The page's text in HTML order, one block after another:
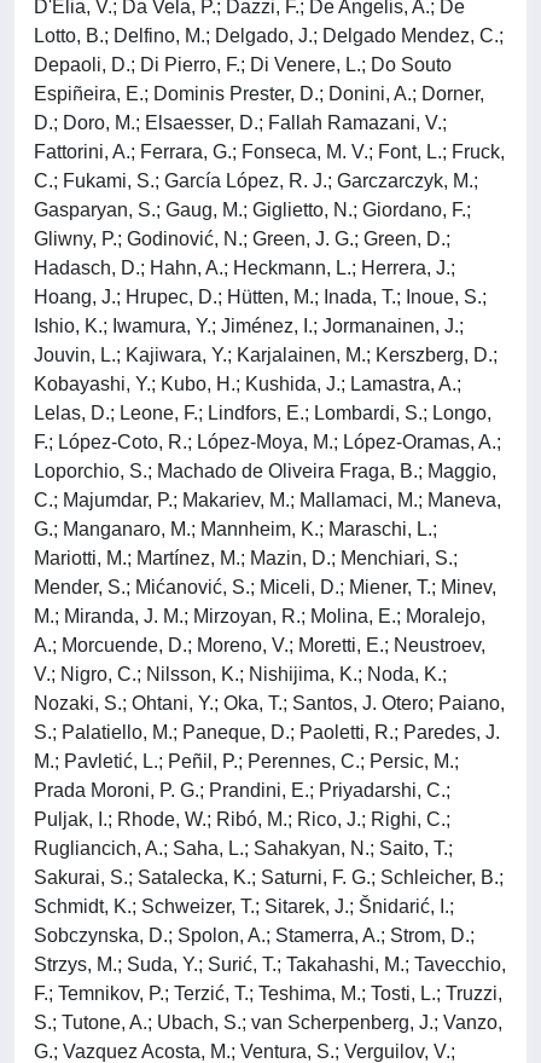
D'Elia, V.; Da Vela, P.; Dazzi, F.; De Angelis, A.; De
Lotto, B.; Delfino, M.; Delgado, J.; Delgado Mendez, C.;
Depaoli, D.; Di Pierro, F.; Di Venere, L.; Do Souto
Espiñeira, E.; Dominis Prester, D.; Donini, A.; Dorner,
D.; Doro, M.; Elsaesser, D.; Fallah Ramazani, V.;
Fattorini, A.; Ferrara, G.; Fonseca, M. V.; Font, L.; Fruck,
C.; Fukami, S.; García López, R. J.; Garczarczyk, M.;
Gasparyan, S.; Gaug, M.; Giglietto, N.; Giordano, F.;
Gliwny, P.; Godinović, N.; Green, J. G.; Green, D.;
Hadasch, D.; Hahn, A.; Heckmann, L.; Herrera, J.;
Hoang, J.; Hrupec, D.; Hütten, M.; Inada, T.; Inoue, S.;
Ishio, K.; Iwamura, Y.; Jiménez, I.; Jormanainen, J.;
Jouvin, L.; Kajiwara, Y.; Karjalainen, M.; Kerszberg, D.;
Kobayashi, Y.; Kubo, H.; Kushida, J.; Lamastra, A.;
Lelas, D.; Leone, F.; Lindfors, E.; Lombardi, S.; Longo,
F.; López-Coto, R.; López-Moya, M.; López-Oramas, A.;
Loporchio, S.; Machado de Oliveira Fraga, B.; Maggio,
C.; Majumdar, P.; Makariev, M.; Mallamaci, M.; Maneva,
G.; Manganaro, M.; Mannheim, K.; Maraschi, L.;
Mariotti, M.; Martínez, M.; Mazin, D.; Menchiari, S.;
Mender, S.; Mićanović, S.; Miceli, D.; Miener, T.; Minev,
M.; Miranda, J. M.; Mirzoyan, R.; Molina, E.; Moralejo,
A.; Morcuende, D.; Moreno, V.; Moretti, E.; Neustroev,
V.; Nigro, C.; Nilsson, K.; Nishijima, K.; Noda, K.;
Nozaki, S.; Ohtani, Y.; Oka, T.; Santos, J. Otero; Paiano,
S.; Palatiello, M.; Paneque, D.; Paoletti, R.; Paredes, J.
M.; Pavletić, L.; Peñil, P.; Perennes, C.; Persic, M.;
Prada Moroni, P. G.; Prandini, E.; Priyadarshi, C.;
Puljak, I.; Rhode, W.; Ribó, M.; Rico, J.; Righi, C.;
Rugliancich, A.; Saha, L.; Sahakyan, N.; Saito, T.;
Sakurai, S.; Satalecka, K.; Saturni, F. G.; Schleicher, B.;
Schmidt, K.; Schweizer, T.; Sitarek, J.; Šnidarić, I.;
Sobczynska, D.; Spolon, A.; Stamerra, A.; Strom, D.;
Strzys, M.; Suda, Y.; Surić, T.; Takahashi, M.; Tavecchio,
F.; Temnikov, P.; Terzić, T.; Teshima, M.; Tosti, L.; Truzzi,
S.; Tutone, A.; Ubach, S.; van Scherpenberg, J.; Vanzo,
G.; Vazquez Acosta, M.; Ventura, S.; Verguilov, V.;